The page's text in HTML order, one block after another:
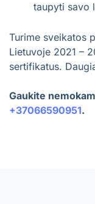
taupyti savo
Turime sveikatos
Lietuvoje 2021 –
sertifikatus.
Gaukite
+37066590951.